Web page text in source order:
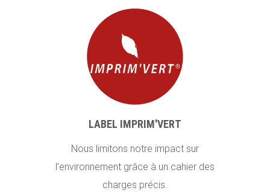
LABEL IMPRIM'VERT
Nous limitons notre impact sur
l’environnement grâce à un cahier des
charges précis.